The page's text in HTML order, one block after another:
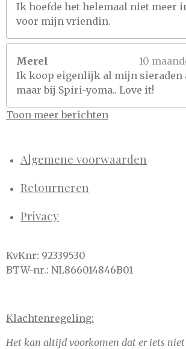
Ik hoefde het helemaal niet meer
voor mijn vriendin.
Merel
10
Ik koop eigenlijk al mijn sieraden
maar bij Spiri-yoma.. Love it!
Toon meer berichten
Algemene voorwaarden
Retourneren
Privacy
KvKnr: 92339530
BTW-nr.: NL866014846B01
Klachtenregeling:
Het kan altijd voorkomen dat er iets